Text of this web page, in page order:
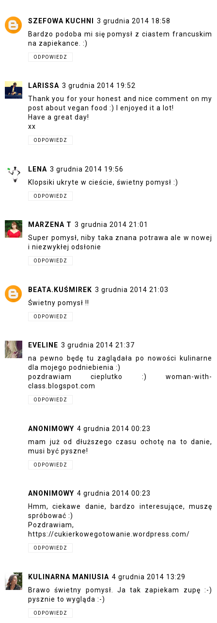
SZEFOWA KUCHNI
3 grudnia 2014 18:58
Bardzo podoba mi się pomysł z ciastem francuskim
na zapiekance. :)
ODPOWIEDZ
LARISSA 3 grudnia 2014 19:52
Thank you for your honest and nice comment on my
post about vegan food :) I enjoyed it a lot!
Have a great day!
xx
ODPOWIEDZ
LENA 3 grudnia 2014 19:56
Klopsiki ukryte w cieście, świetny pomysł :)
ODPOWIEDZ
MARZENA T 3 grudnia 2014 21:01
Super pomysł, niby taka znana potrawa ale w nowej
i niezwykłej odsłonie
ODPOWIEDZ
BEATA.KUŚMIREK 3 grudnia 2014 21:03
Świetny pomysł !!
ODPOWIEDZ
EVELINE 3 grudnia 2014 21:37
na pewno będę tu zaglądała po nowości kulinarne
dla mojego podniebienia :)
pozdrawiam cieplutko :) woman-with-
class.blogspot.com
ODPOWIEDZ
ANONIMOWY 4 grudnia 2014 00:23
mam już od dłuższego czasu ochotę na to danie,
musi być pyszne!
ODPOWIEDZ
ANONIMOWY 4 grudnia 2014 00:23
Hmm, ciekawe danie, bardzo interesujące, muszę
spróbować :)
Pozdrawiam,
https://cukierkowegotowanie.wordpress.com/
ODPOWIEDZ
KULINARNA MANIUSIA 4 grudnia 2014 13:29
Brawo świetny pomysł. Ja tak zapiekam zupę :-)
pysznie to wygląda :-)
ODPOWIEDZ